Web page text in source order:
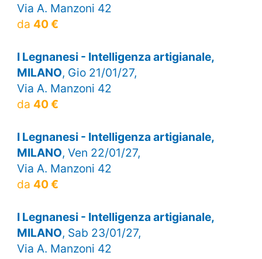
Via A. Manzoni 42
da 40 €
I Legnanesi - Intelligenza artigianale,
MILANO, Gio 21/01/27,
Via A. Manzoni 42
da 40 €
I Legnanesi - Intelligenza artigianale,
MILANO, Ven 22/01/27,
Via A. Manzoni 42
da 40 €
I Legnanesi - Intelligenza artigianale,
MILANO, Sab 23/01/27,
Via A. Manzoni 42